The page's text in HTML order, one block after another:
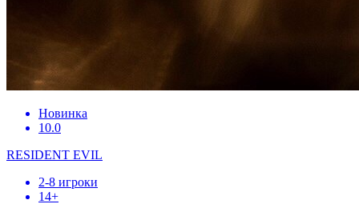
Новинка
10.0
RESIDENT EVIL
2-8 игроки
14+